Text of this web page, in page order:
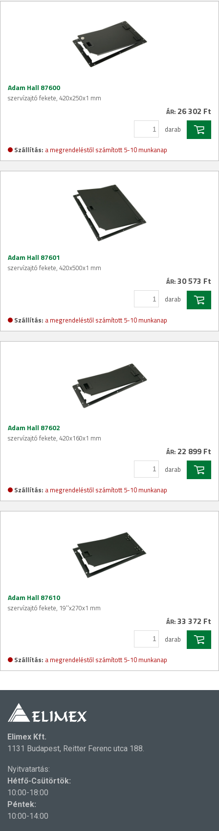
Adam Hall 87600
szervízajtó fekete, 420x250x1 mm
ÁR: 26 302 Ft
darab
Szállítás: a megrendeléstől számított 5-10 munkanap
Adam Hall 87601
szervízajtó fekete, 420x500x1 mm
ÁR: 30 573 Ft
darab
Szállítás: a megrendeléstől számított 5-10 munkanap
Adam Hall 87602
szervízajtó fekete, 420x160x1 mm
ÁR: 22 899 Ft
darab
Szállítás: a megrendeléstől számított 5-10 munkanap
Adam Hall 87610
szervízajtó fekete, 19''x270x1 mm
ÁR: 33 372 Ft
darab
Szállítás: a megrendeléstől számított 5-10 munkanap
Elimex Kft.
1131 Budapest, Reitter Ferenc utca 188.
Nyitvatartás:
Hétfő-Csütörtök:
10:00-18:00
Péntek:
10:00-14:00